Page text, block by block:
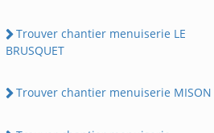
Trouver chantier menuiserie LE
BRUSQUET
Trouver chantier menuiserie MISON